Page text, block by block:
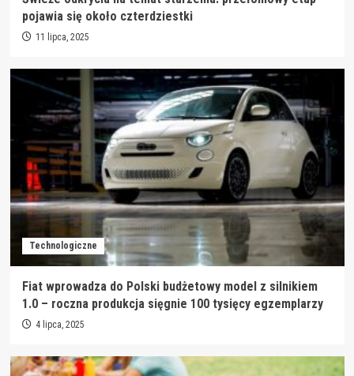
pojawia się około czterdziestki
11 lipca, 2025
Technologiczne
Fiat wprowadza do Polski budżetowy model z silnikiem
1.0 – roczna produkcja sięgnie 100 tysięcy egzemplarzy
4 lipca, 2025